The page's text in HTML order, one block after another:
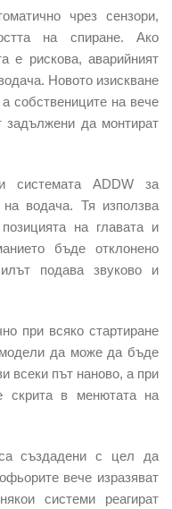
чрез сензори,
на спиране. Ако
е рискова, аварийният
Новото изискване
собствениците на вече
задължени да монтират
системата ADDW за
водача. Тя използва
на главата и
бъде отклонено
подава звуково и
при всяко стартиране
да може да бъде
всеки път наново, а при
скрита в менютата на
създадени с цел да
вече изразяват
системи реагират